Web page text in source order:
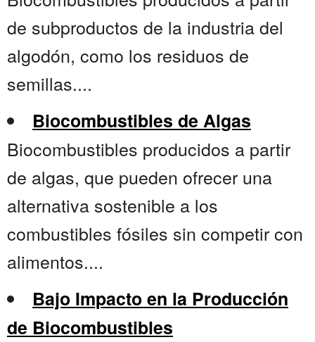
de subproductos de la industria del
algodón, como los residuos de
semillas....
Biocombustibles de Algas
Biocombustibles producidos a partir
de algas, que pueden ofrecer una
alternativa sostenible a los
combustibles fósiles sin competir con
alimentos....
Bajo Impacto en la Producción
de Biocombustibles